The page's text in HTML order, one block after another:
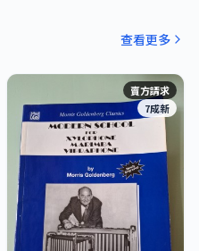
查看更多
賣方請求
7成新